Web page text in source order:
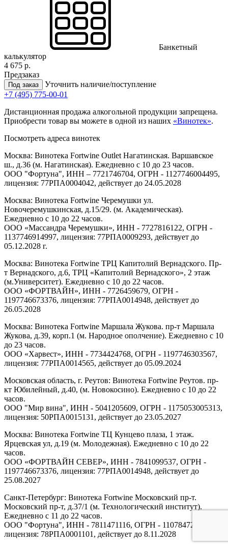
Банкетный
калькулятор
4 675 р.
Предзаказ
Под заказ
Уточнить наличие/поступление
+7 (495) 775-00-01
Дистанционная продажа алкогольной продукции запрещена.
Приобрести товар вы можете в одной из наших «Винотек».
Посмотреть адреса винотек
Москва: Винотека Fortwine Outlet Нагатинская. Варшавское
ш., д.36 (м. Нагатинская). Ежедневно с 10 до 23 часов.
ООО "Фортуна", ИНН – 7721746704, ОГРН - 1127746004495,
лицензия: 77РПА0004042, действует до 24.05.2028
Москва: Винотека Fortwine Черемушки ул.
Новочеремушкинская, д.15/29. (м. Академическая).
Ежедневно с 10 до 22 часов.
ООО «Массандра Черемушки», ИНН - 7727816122, ОГРН -
1137746914997, лицензия: 77РПА0009293, действует до
05.12.2028 г.
Москва: Винотека Fortwine ТРЦ Капитолий Вернадского. Пр-
т Вернадского, д.6, ТРЦ «Капитолий Вернадского», 2 этаж
(м.Университет). Ежедневно с 10 до 22 часов.
ООО «ФОРТВАЙН», ИНН - 7726459679, ОГРН -
1197746673376, лицензия: 77РПА0014948, действует до
26.05.2028
Москва: Винотека Fortwine Маршала Жукова. пр-т Маршала
Жукова, д.39, корп.1 (м. Народное ополчение). Ежедневно с 10
до 23 часов.
ООО «Харвест», ИНН - 7734424768, ОГРН - 1197746303567,
лицензия: 77РПА0014565, действует до 05.09.2024
Московская область, г. Реутов: Винотека Fortwine Реутов. пр-
кт Юбилейный, д.40, (м. Новокосино). Ежедневно с 10 до 22
часов.
ООО "Мир вина", ИНН - 5041205609, ОГРН - 1175053005313,
лицензия: 50РПА0015131, действует до 23.05.2027
Москва: Винотека Fortwine ТЦ Кунцево плаза, 1 этаж.
Ярцевская ул, д.19 (м. Молодежная). Ежедневно с 10 до 22
часов.
ООО «ФОРТВАЙН СЕВЕР», ИНН - 7841099537, ОГРН -
1197746673376, лицензия: 77РПА0014948, действует до
25.08.2027
Санкт-Петербург: Винотека Fortwine Московский пр-т.
Московский пр-т, д.37/1 (м. Технологический институт).
Ежедневно с 11 до 22 часов.
ООО "Фортуна", ИНН - 7811471116, ОГРН - 1107847277438,
лицензия: 78РПА0001101, действует до 8.11.2028